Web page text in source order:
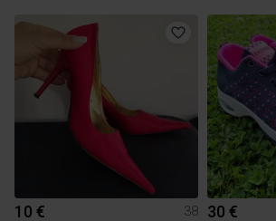
10 € 38 30 €